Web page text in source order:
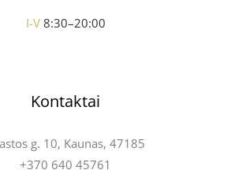
I-V 8:30–20:00
Kontaktai
g. 10, Kaunas, 47185
+370 640 45761